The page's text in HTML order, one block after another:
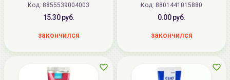
Код: 8855539004003
15.30 руб.
закончился
Код: 8801441015880
0.00 руб.
закончился